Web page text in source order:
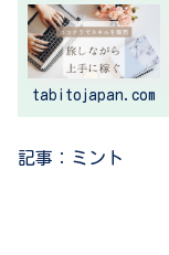
tabitojapan.com
記事：ミント